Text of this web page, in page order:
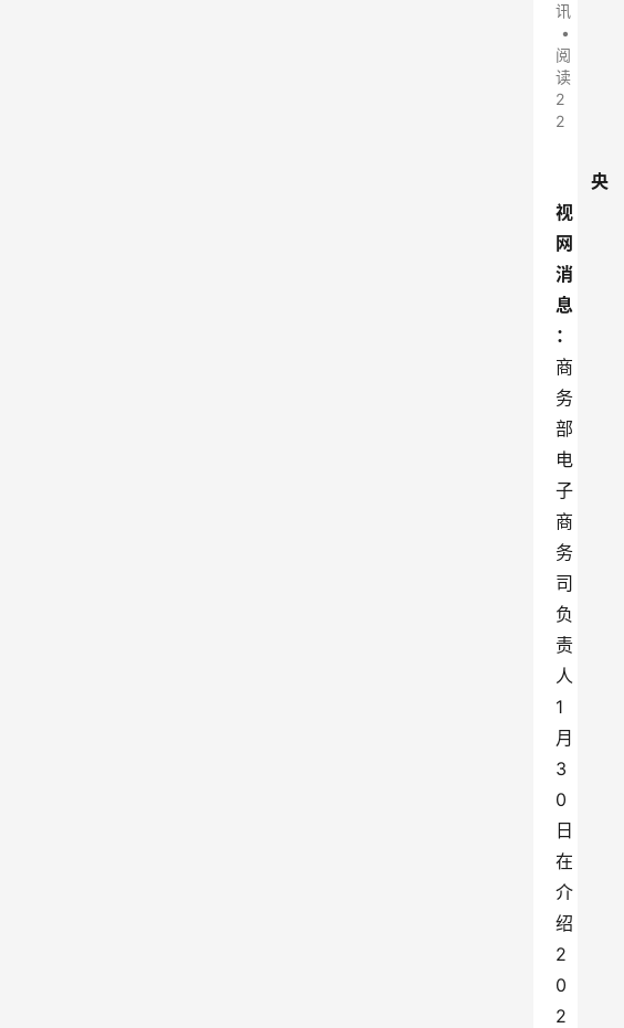
讯
•
阅
读
2
2
央
视
网
消
息
：
商
务
部
电
子
商
务
司
负
责
人
1
月
3
0
日
在
介
绍
2
0
2